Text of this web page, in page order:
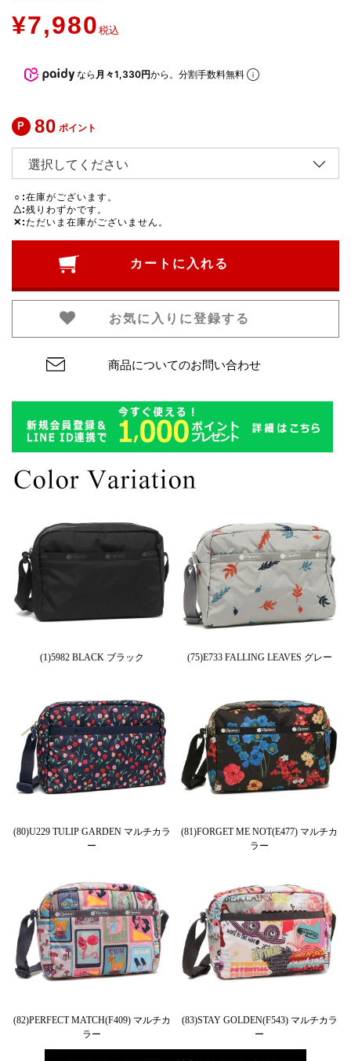
¥7,980 税込
なら 月々1,330円から。分割手数料無料
80 ポイント
○ 在庫がございます。
△ 残りわずかです。
✕ ただいま在庫がございません。
カートに入れる
お気に入りに登録する
商品についてのお問い合わせ
(1)5982 BLACK ブラック (75)E733 FALLING LEAVES グレー
(80)U229 TULIP GARDEN マルチカラ
ー
(81)FORGET ME NOT(E477) マルチカ
ラー
(82)PERFECT MATCH(F409) マルチカ
ラー
(83)STAY GOLDEN(F543) マルチカラ
ー